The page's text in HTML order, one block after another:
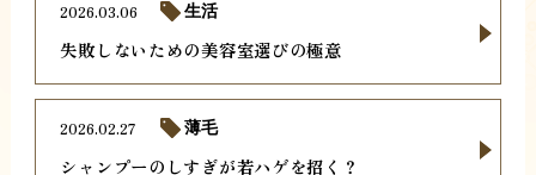
失敗しないための美容室選びの極意
2026.03.06 生活
シャンプーのしすぎが若ハゲを招く？
2026.02.27 薄毛